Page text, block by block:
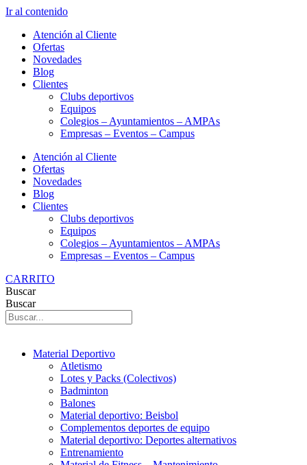
Ir al contenido
Atención al Cliente
Ofertas
Novedades
Blog
Clientes
Clubs deportivos
Equipos
Colegios – Ayuntamientos – AMPAs
Empresas – Eventos – Campus
Atención al Cliente
Ofertas
Novedades
Blog
Clientes
Clubs deportivos
Equipos
Colegios – Ayuntamientos – AMPAs
Empresas – Eventos – Campus
CARRITO
Buscar
Buscar
Material Deportivo
Atletismo
Lotes y Packs (Colectivos)
Badminton
Balones
Material deportivo: Beisbol
Complementos deportes de equipo
Material deportivo: Deportes alternativos
Entrenamiento